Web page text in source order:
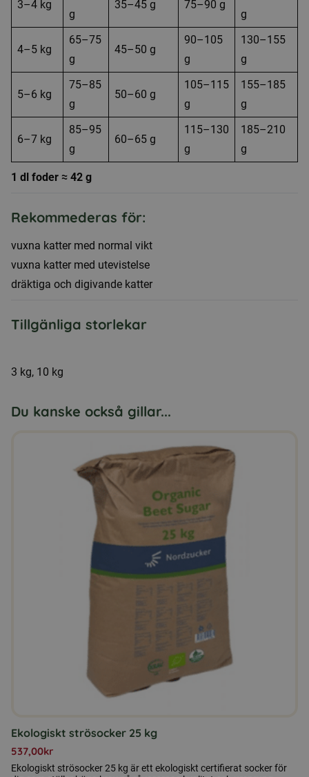
3–4 kg
g
35–45 g 75–90 g
g
4–5 kg
65–75
g
45–50 g
90–105
g
130–155
g
5–6 kg
75–85
g
50–60 g
105–115
g
155–185
g
6–7 kg
85–95
g
60–65 g
115–130
g
185–210
g
1 dl foder ≈ 42 g
Rekommederas för:
vuxna katter med normal vikt
vuxna katter med utevistelse
dräktiga och digivande katter
Tillgänliga storlekar
3 kg, 10 kg
Du kanske också gillar...
Ekologiskt strösocker 25 kg
537,00kr
Ekologiskt strösocker 25 kg är ett ekologiskt certifierat socker för